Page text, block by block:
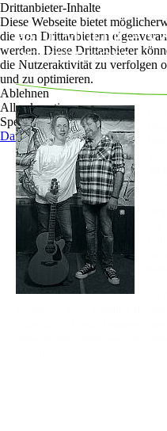
PAUL MULLIGAN
PFEFFERKORN |
Drittanbieter-Inhalte
Diese Webseite bietet
die von Drittanbietern
werden. Diese Drittanbieter
die Nutzeraktivität zu verfolgen
und zu optimieren.
Ablehnen
Alle akzeptieren
Speichern
Datenschutz